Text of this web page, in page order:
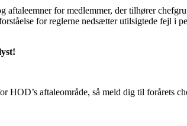
aftaleemner for medlemmer, der tilhører
for reglerne nedsætter utilsigtede fejl i
HOD’s aftaleområde, så meld dig til forårets